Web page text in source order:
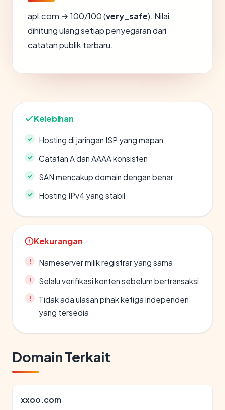
apl.com → 100/100 (very_safe). Nilai
dihitung ulang setiap penyegaran dari
catatan publik terbaru.
Kelebihan
Hosting di jaringan ISP yang mapan
Catatan A dan AAAA konsisten
SAN mencakup domain dengan benar
Hosting IPv4 yang stabil
Kekurangan
Nameserver milik registrar yang sama
Selalu verifikasi konten sebelum bertransaksi
Tidak ada ulasan pihak ketiga independen
yang tersedia
Domain Terkait
xxoo.com